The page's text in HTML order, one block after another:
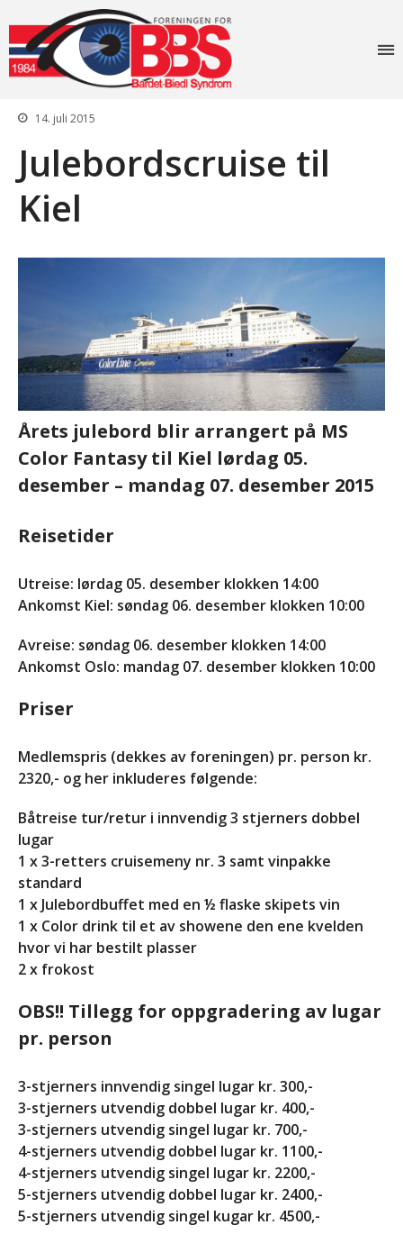
Lovverk og søknader
Senter for sjeldne
diagnoser (SSD)
Likeperson
Om oss
Foreningen
Bli medlem
Kontakt
Facebook
INVITASJON TIL
med en sjelden diagnose
(18+)
Likepersonskurset
kommende helg!
Datoer for likepersonskurs
og aktivitetstreff i 2028 og
God påske!
og Mestringssenter
Likepersonskurs på
Hurdal
28. april 2028 @ 18:00
30. april 2028 @ 18:00
Aktivitetstreff på Hurdal
29. september 2028 @
18:00 1. oktober 2028
@ 14:00
14. juli 2015
Julebordscruise til
Kiel
Årets julebord blir arrangert på MS
Color Fantasy til Kiel lørdag 05.
desember – mandag 07. desember 2015
Reisetider
Utreise: lørdag 05. desember klokken 14:00
Ankomst Kiel: søndag 06. desember klokken 10:00
Avreise: søndag 06. desember klokken 14:00
Ankomst Oslo: mandag 07. desember klokken 10:00
Priser
Medlemspris (dekkes av foreningen) pr. person kr.
2320,- og her inkluderes følgende:
Båtreise tur/retur i innvendig 3 stjerners dobbel
lugar
1 x 3-retters cruisemeny nr. 3 samt vinpakke
standard
1 x Julebordbuffet med en ½ flaske skipets vin
1 x Color drink til et av showene den ene kvelden
hvor vi har bestilt plasser
2 x frokost
OBS!! Tillegg for oppgradering av lugar
pr. person
3-stjerners innvendig singel lugar kr. 300,-
3-stjerners utvendig dobbel lugar kr. 400,-
3-stjerners utvendig singel lugar kr. 700,-
4-stjerners utvendig dobbel lugar kr. 1100,-
4-stjerners utvendig singel lugar kr. 2200,-
5-stjerners utvendig dobbel lugar kr. 2400,-
5-stjerners utvendig singel kugar kr. 4500,-